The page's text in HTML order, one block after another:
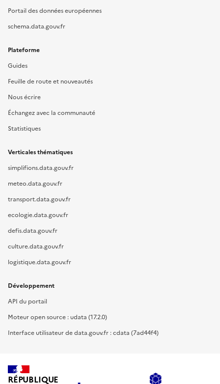
Portail des données européennes
schema.data.gouv.fr
Plateforme
Guides
Feuille de route et nouveautés
Nous écrire
Échangez avec la communauté
Statistiques
Verticales thématiques
simplifions.data.gouv.fr
meteo.data.gouv.fr
transport.data.gouv.fr
ecologie.data.gouv.fr
defis.data.gouv.fr
culture.data.gouv.fr
logistique.data.gouv.fr
Développement
API du portail
Moteur open source : udata (17.2.0)
Interface utilisateur de data.gouv.fr : cdata (7ad44f4)
RÉPUBLIQUE